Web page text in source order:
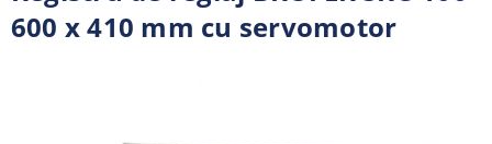
600 x 410 mm cu servomotor